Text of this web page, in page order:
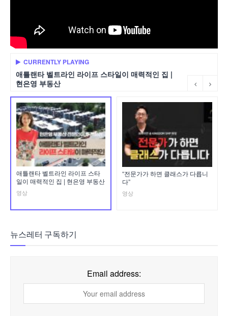
CURRENTLY PLAYING
애틀랜타 벨트라인 라이프 스타일이 매력적인 집 |
현은영 부동산
애틀랜타 벨트라인 라이프 스타
일이 매력적인 집 | 현은영 부동산
영상
“전문가가 하면 클래스가 다릅니
다”
영상
뉴스레터 구독하기
Email address: